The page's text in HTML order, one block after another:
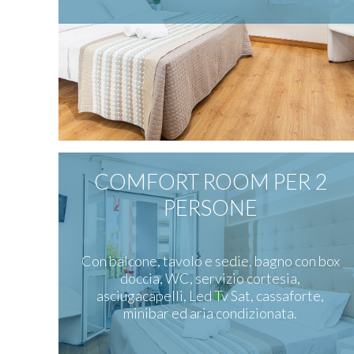
COMFORT ROOM PER 2
PERSONE
Con balcone, tavolo e sedie, bagno con box
doccia, WC, servizio cortesia,
asciugacapelli, Led Tv Sat, cassaforte,
minibar ed aria condizionata.